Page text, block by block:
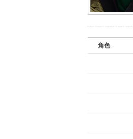
角色